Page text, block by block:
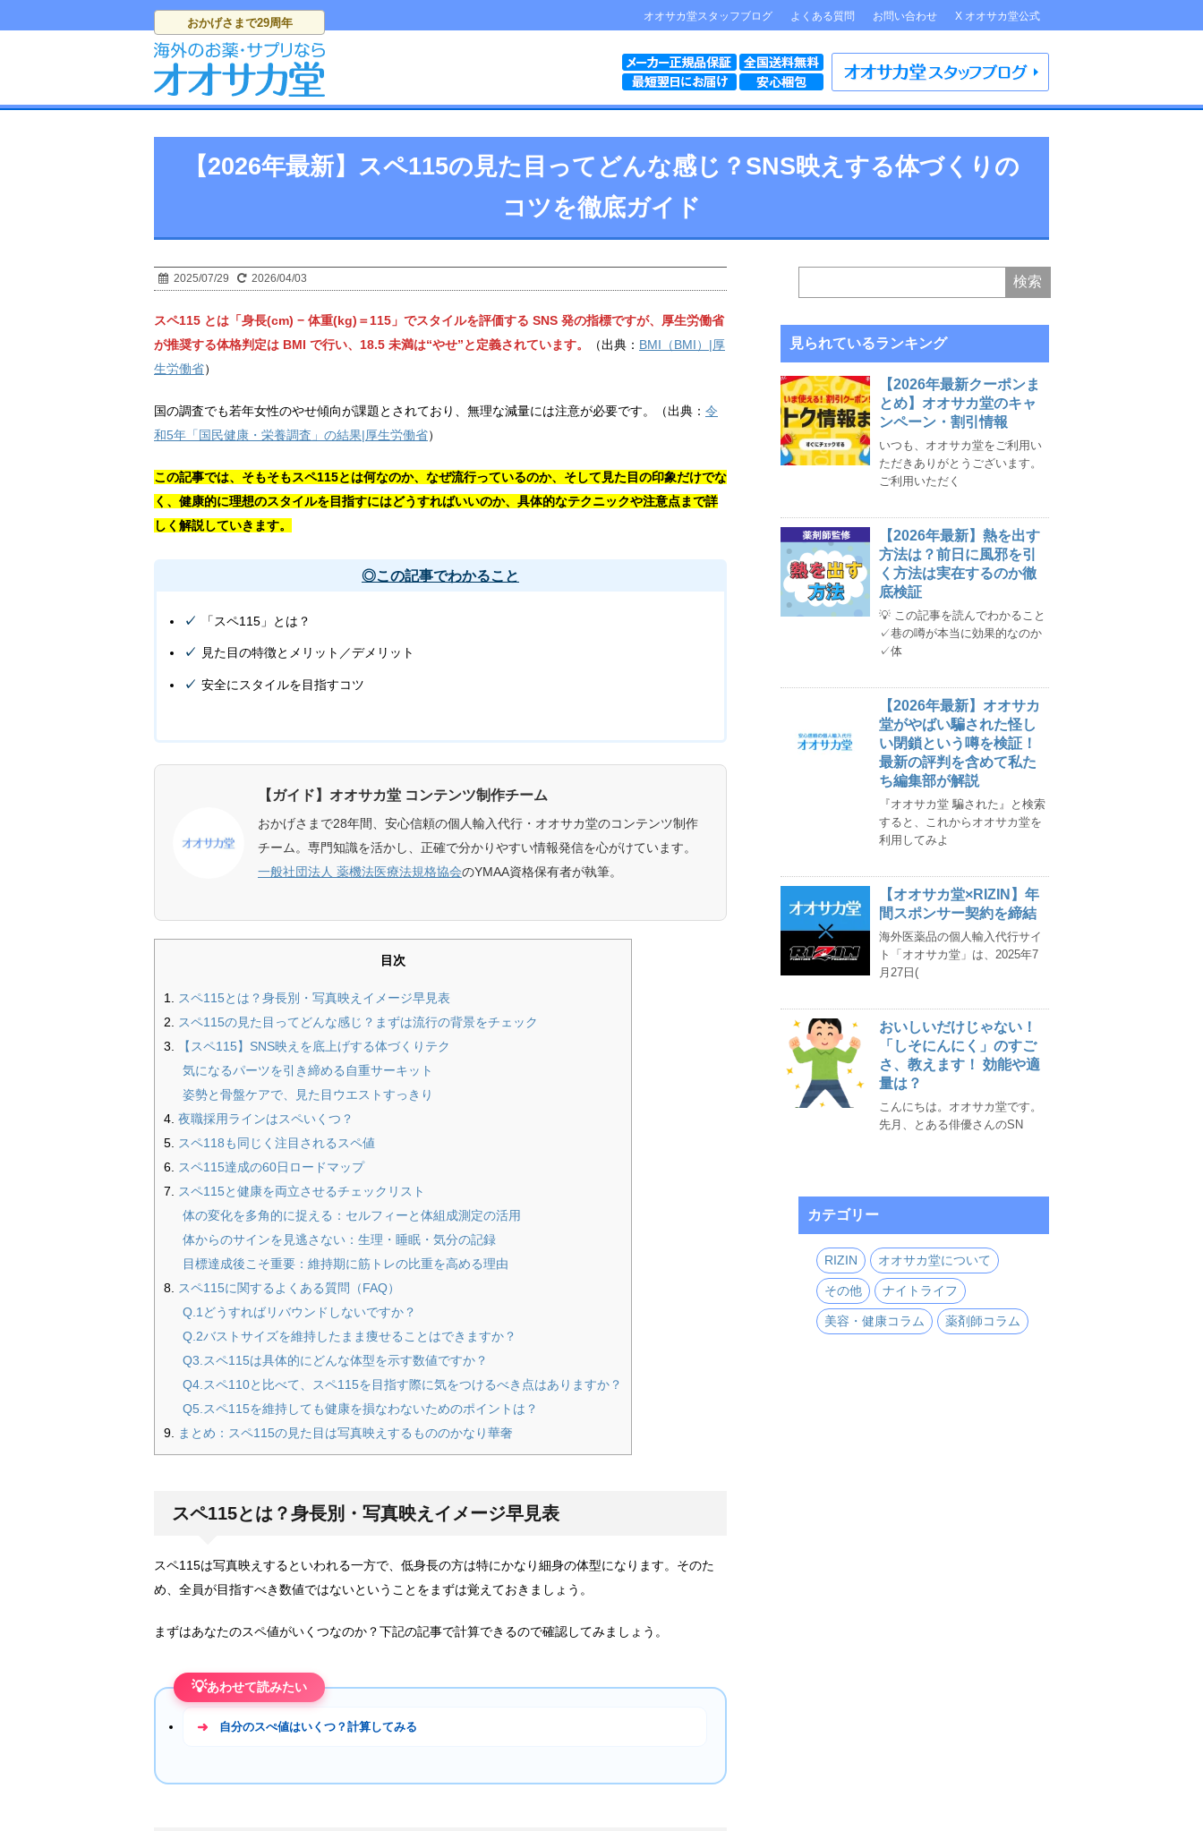
オオサカ堂スタッフブログ よくある質問 お問い合わせ X オオサカ堂公式
おかげさまで29周年
【2026年最新】スペ115の見た目ってどんな感じ？SNS映えする体づくりの
コツを徹底ガイド
2025/07/29 2026/04/03
スペ115 とは「身長(cm) − 体重(kg)＝115」でスタイルを評価する SNS 発の指標ですが、厚生労働省
が推奨する体格判定は BMI で行い、18.5 未満は“やせ”と定義されています。
（出典： BMI（BMI）|厚
生労働省）
国の調査でも若年女性のやせ傾向が課題とされており、無理な減量には注意が必要です。（出典： 令
和5年「国民健康・栄養調査」の結果|厚生労働省）
この記事では、そもそもスペ115とは何なのか、なぜ流行っているのか、そして見た目の印象だけでな
く、健康的に理想のスタイルを目指すにはどうすればいいのか、具体的なテクニックや注意点まで詳
しく解説していきます。
◎この記事でわかること
「スペ115」とは？
見た目の特徴とメリット／デメリット
安全にスタイルを目指すコツ
【ガイド】オオサカ堂 コンテンツ制作チーム
おかげさまで28年間、安心信頼の個人輸入代行・オオサカ堂のコンテンツ制作
チーム。専門知識を活かし、正確で分かりやすい情報発信を心がけています。
一般社団法人 薬機法医療法規格協会のYMAA資格保有者が執筆。
目次
スペ115とは？身長別・写真映えイメージ早見表
スペ115の見た目ってどんな感じ？まずは流行の背景をチェック
【スペ115】SNS映えを底上げする体づくりテク
気になるパーツを引き締める自重サーキット
姿勢と骨盤ケアで、見た目ウエストすっきり
夜職採用ラインはスペいくつ？
スペ118も同じく注目されるスペ値
スペ115達成の60日ロードマップ
スペ115と健康を両立させるチェックリスト
体の変化を多角的に捉える：セルフィーと体組成測定の活用
体からのサインを見逃さない：生理・睡眠・気分の記録
目標達成後こそ重要：維持期に筋トレの比重を高める理由
スペ115に関するよくある質問（FAQ）
Q.1どうすればリバウンドしないですか？
Q.2バストサイズを維持したまま痩せることはできますか？
Q3.スペ115は具体的にどんな体型を示す数値ですか？
Q4.スペ110と比べて、スペ115を目指す際に気をつけるべき点はありますか？
Q5.スペ115を維持しても健康を損なわないためのポイントは？
まとめ：スペ115の見た目は写真映えするもののかなり華奢
スペ115とは？身長別・写真映えイメージ早見表
スペ115は写真映えするといわれる一方で、低身長の方は特にかなり細身の体型になります。そのた
め、全員が目指すべき数値ではないということをまずは覚えておきましょう。
まずはあなたのスペ値がいくつなのか？下記の記事で計算できるので確認してみましょう。
💡あわせて読みたい
自分のスぺ値はいくつ？計算してみる
見られているランキング
【2026年最新クーポンま
とめ】オオサカ堂のキャ
ンペーン・割引情報
いつも、オオサカ堂をご利用い
ただきありがとうございます。
ご利用いただく
【2026年最新】熱を出す
方法は？前日に風邪を引
く方法は実在するのか徹
底検証
💡 この記事を読んでわかること
✓巷の噂が本当に効果的なのか
✓体
【2026年最新】オオサカ
堂がやばい騙された怪し
い閉鎖という噂を検証！
最新の評判を含めて私た
ち編集部が解説
『オオサカ堂 騙された』と検索
すると、これからオオサカ堂を
利用してみよ
【オオサカ堂×RIZIN】年
間スポンサー契約を締結
海外医薬品の個人輸入代行サイ
ト「オオサカ堂」は、2025年7
月27日(
おいしいだけじゃない！
「しそにんにく」のすご
さ、教えます！ 効能や適
量は？
こんにちは。オオサカ堂です。
先月、とある俳優さんのSN
カテゴリー
RIZIN オオサカ堂について
その他 ナイトライフ
美容・健康コラム 薬剤師コラム